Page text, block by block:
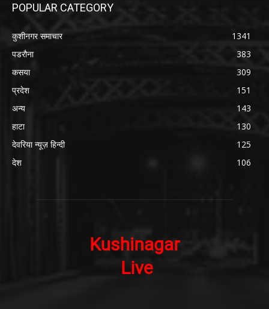
POPULAR CATEGORY
कुशीनगर समाचार
1341
पडरौना
383
कसया
309
प्रदेश
151
अन्य
143
हाटा
130
देवरिया न्यूज़ हिन्दी
125
देश
106